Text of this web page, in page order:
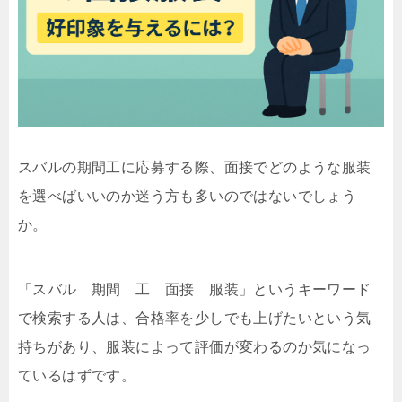
スバルの期間工に応募する際、面接でどのような服装
を選べばいいのか迷う方も多いのではないでしょう
か。
「スバル 期間 工 面接 服装」というキーワード
で検索する人は、合格率を少しでも上げたいという気
持ちがあり、服装によって評価が変わるのか気になっ
ているはずです。